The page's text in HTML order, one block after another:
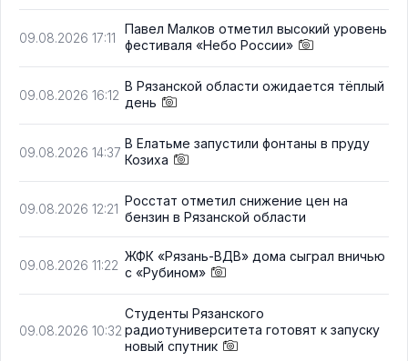
09.08.2026 17:11
Павел Малков отметил высокий уровень
фестиваля «Небо России»
09.08.2026 16:12
В Рязанской области ожидается тёплый
день
09.08.2026 14:37
В Елатьме запустили фонтаны в пруду
Козиха
09.08.2026 12:21
Росстат отметил снижение цен на
бензин в Рязанской области
09.08.2026 11:22
ЖФК «Рязань-ВДВ» дома сыграл вничью
с «Рубином»
09.08.2026 10:32
Студенты Рязанского
радиотуниверситета готовят к запуску
новый спутник